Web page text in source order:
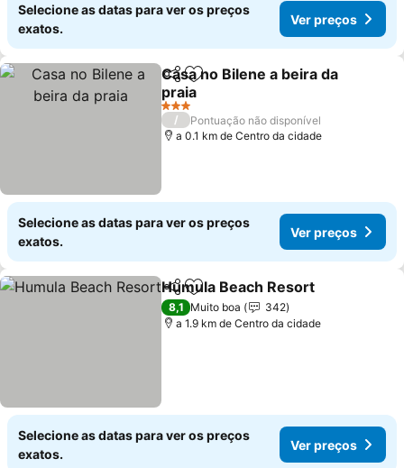
Selecione as datas para ver os preços
exatos.
Ver preços
PartilharAdicionar aos favoritos
Casa no Bilene a beira da
praia
Ver preços
3 Estrelas
/
Pontuação não disponível
a 0.1 km de Centro da cidade
Selecione as datas para ver os preços
exatos.
Ver preços
PartilharAdicionar aos favoritos
Humula Beach Resort
8,1 Muito boa
342
a 1.9 km de Centro da cidade
Selecione as datas para ver os preços
exatos.
Ver preços